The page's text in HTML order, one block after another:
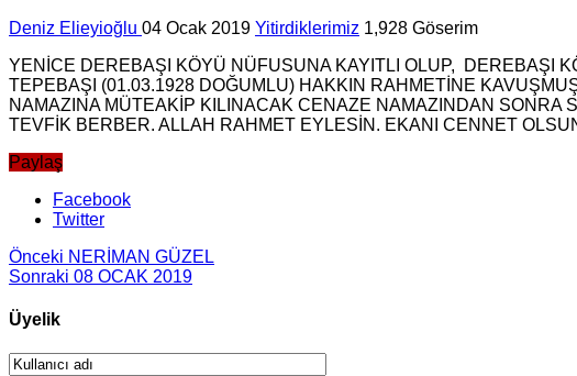
Deniz Elieyioğlu 04 Ocak 2019 Yitirdiklerimiz 1,928 Göserim
YENİCE DEREBAŞI KÖYÜ NÜFUSUNA KAYITLI OLUP, DEREBAŞI
TEPEBAŞI (01.03.1928 DOĞUMLU) HAKKIN RAHMETİNE
NAMAZINA MÜTEAKİP KILINACAK CENAZE NAMAZINDAN SONRA
TEVFİK BERBER. ALLAH RAHMET EYLESİN. EKANI CENNET
Paylaş
Facebook
Twitter
Önceki NERİMAN GÜZEL
Sonraki 08 OCAK 2019
Üyelik